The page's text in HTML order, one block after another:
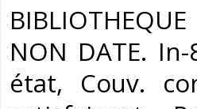
NON DATE.
état, Couv.